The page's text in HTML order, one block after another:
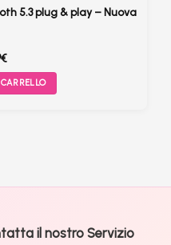
5.3 plug & play – Nuova
€
il nostro Servizio